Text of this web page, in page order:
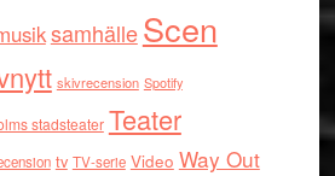
samhälleScen
skivrecension Spotify
stadsteater Teater
tv TV-serie Video Way Out